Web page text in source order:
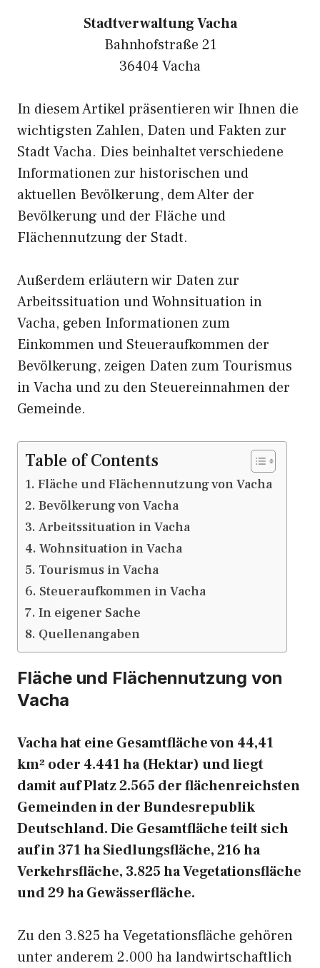
Stadtverwaltung Vacha
Bahnhofstraße 21
36404 Vacha
In diesem Artikel präsentieren wir Ihnen die
wichtigsten Zahlen, Daten und Fakten zur
Stadt Vacha. Dies beinhaltet verschiedene
Informationen zur historischen und
aktuellen Bevölkerung, dem Alter der
Bevölkerung und der Fläche und
Flächennutzung der Stadt.
Außerdem erläutern wir Daten zur
Arbeitssituation und Wohnsituation in
Vacha, geben Informationen zum
Einkommen und Steueraufkommen der
Bevölkerung, zeigen Daten zum Tourismus
in Vacha und zu den Steuereinnahmen der
Gemeinde.
Table of Contents
Fläche und Flächennutzung von Vacha
Bevölkerung von Vacha
Arbeitssituation in Vacha
Wohnsituation in Vacha
Tourismus in Vacha
Steueraufkommen in Vacha
In eigener Sache
Quellenangaben
Fläche und Flächennutzung von
Vacha
Vacha hat eine Gesamtfläche von 44,41
km² oder 4.441 ha (Hektar) und liegt
damit auf Platz 2.565 der flächenreichsten
Gemeinden in der Bundesrepublik
Deutschland. Die Gesamtfläche teilt sich
auf in 371 ha Siedlungsfläche, 216 ha
Verkehrsfläche, 3.825 ha Vegetationsfläche
und 29 ha Gewässerfläche.
Zu den 3.825 ha Vegetationsfläche gehören
unter anderem 2.000 ha landwirtschaftlich